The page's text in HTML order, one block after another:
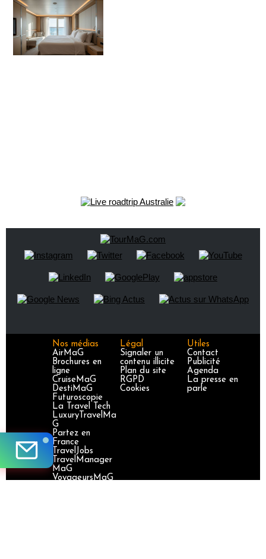
Nos médias
AirMaG
Brochures en
ligne
CruiseMaG
DestiMaG
Futuroscopie
La Travel Tech
LuxuryTravelMa
G
Partez en
France
TravelJobs
TravelManager
MaG
VoyageursMaG
Légal
Signaler un
contenu illicite
Plan du site
RGPD
Cookies
Utiles
Contact
Publicité
Agenda
La presse en
parle